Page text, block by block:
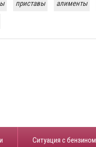
приставы алименты
​Ситуация с бензином